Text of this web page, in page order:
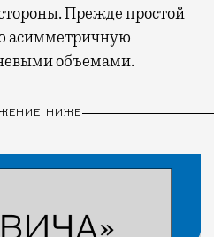
Прежде простой
асимметричную
объемами.
НИЖЕ